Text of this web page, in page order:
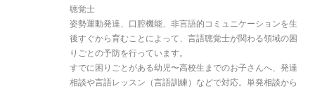
聴覚士
姿勢運動発達、口腔機能、非言語的コミュニケーションを生
後すぐから育むことによって、言語聴覚士が関わる領域の困
りごとの予防を行っています。
すでに困りごとがある幼児〜高校生までのお子さんへ、発達
相談や言語レッスン（言語訓練）などで対応。単発相談から